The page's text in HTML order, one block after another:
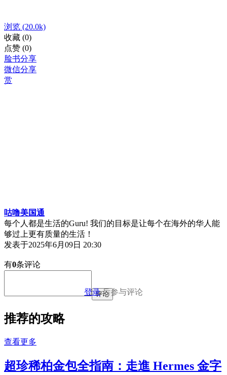
浏览 (20.0k)
收藏 (0)
点赞 (0)
脸书分享
微信分享
赏
咕噜美国通
每个人都是生活的Guru! 我们的目标是让每个在海外的华人能
够过上更有质量的生活！
发表于2025年6月09日 20:30
有0条评论
登录后参与评论
评论
推荐的攻略
查看更多
超珍稀柏金包全指南：走進 Hermes 金字